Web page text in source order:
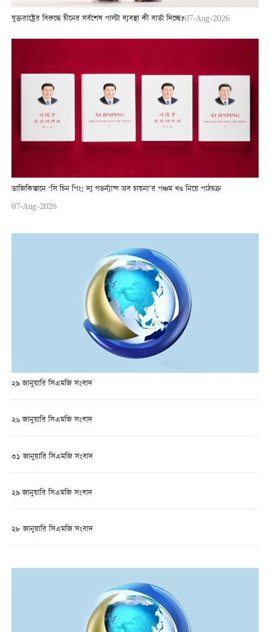
যুক্তরাষ্ট্রের বিরুদ্ধে চীনের সর্বশেষ পাল্টা ব্যবস্থা কী বার্তা দিচ্ছে?07-Aug-2026
তাজিকিস্তানে ‘সি চিন পিং: দ্য গভর্ন্যান্স অব চায়না’র পঞ্চম খণ্ড নিয়ে পাঠচক্র
07-Aug-2026
২৯ জানুয়ারি সিএমজি সংবাদ
২৬ জানুয়ারি সিএমজি সংবাদ
৩১ জানুয়ারি সিএমজি সংবাদ
২৯ জানুয়ারি সিএমজি সংবাদ
২৮ জানুয়ারি সিএমজি সংবাদ